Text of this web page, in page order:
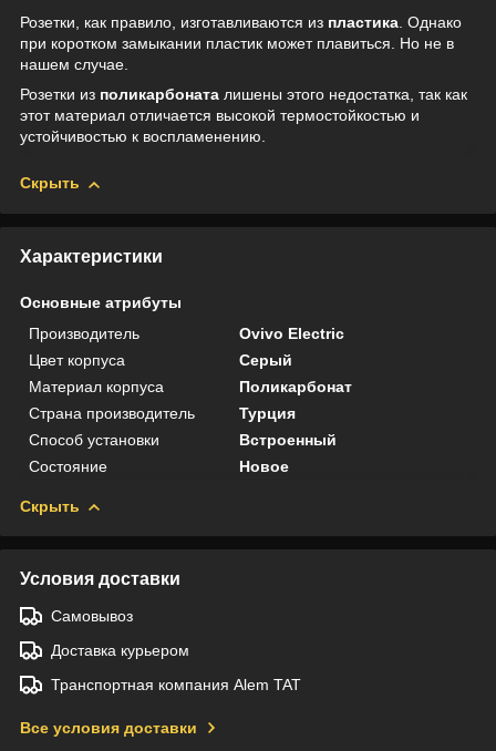
Розетки, как правило, изготавливаются из пластика. Однако
при коротком замыкании пластик может плавиться. Но не в
нашем случае.
Розетки из поликарбоната лишены этого недостатка, так как
этот материал отличается высокой термостойкостью и
устойчивостью к воспламенению.
Скрыть
Характеристики
Основные атрибуты
Производитель
Ovivo Electric
Цвет корпуса
Серый
Материал корпуса
Поликарбонат
Страна производитель
Турция
Способ установки
Встроенный
Состояние
Новое
Скрыть
Условия доставки
Самовывоз
Доставка курьером
Транспортная компания Alem TAT
Все условия доставки